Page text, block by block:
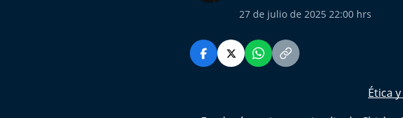
27 de julio de 2025 22:00 hrs
Ética